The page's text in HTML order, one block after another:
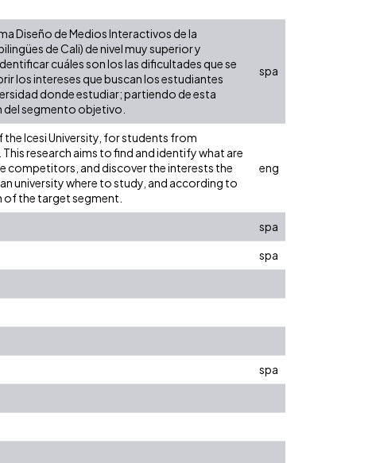
Diseño de Medios Interactivos de la
de Cali) de nivel muy superior y
cuáles son los las dificultades que se
los intereses que buscan los estudiantes
donde estudiar; partiendo de esta
del segmento objetivo.
spa
the Icesi University, for students from
research aims to find and identify what are
competitors, and discover the interests the
university where to study, and according to
the target segment.
eng
spa
spa
spa